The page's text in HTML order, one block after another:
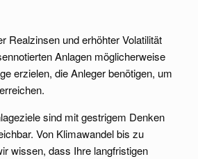
Realzinsen und erhöhter Volatilität
Anlagen möglicherweise
erzielen, die Anleger benötigen, um
sind mit gestrigem Denken
Von Klimawandel bis zu
wissen, dass Ihre langfristigen